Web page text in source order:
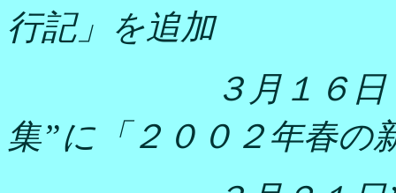
行記」を追加
３月１６
集”に「２００２年春の